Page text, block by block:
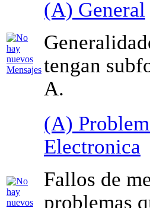
(A) General
tengan
A.
(A)
Electronica
Fallos de
problemas